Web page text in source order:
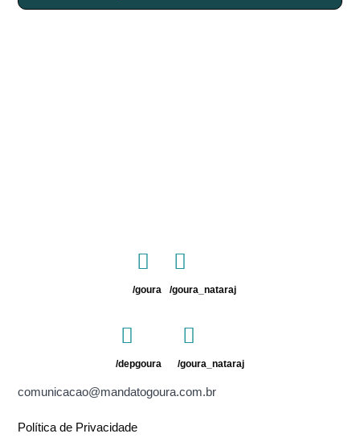
/goura /goura_nataraj
/depgoura /goura_nataraj
comunicacao@mandatogoura.com.br
Política de Privacidade